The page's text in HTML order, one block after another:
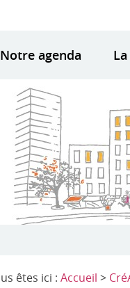
Notre agenda
êtes ici : Accueil >